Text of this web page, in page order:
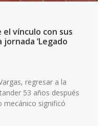
vínculo con sus
‘Legado
regresar a la
53 años después
mecánico significó